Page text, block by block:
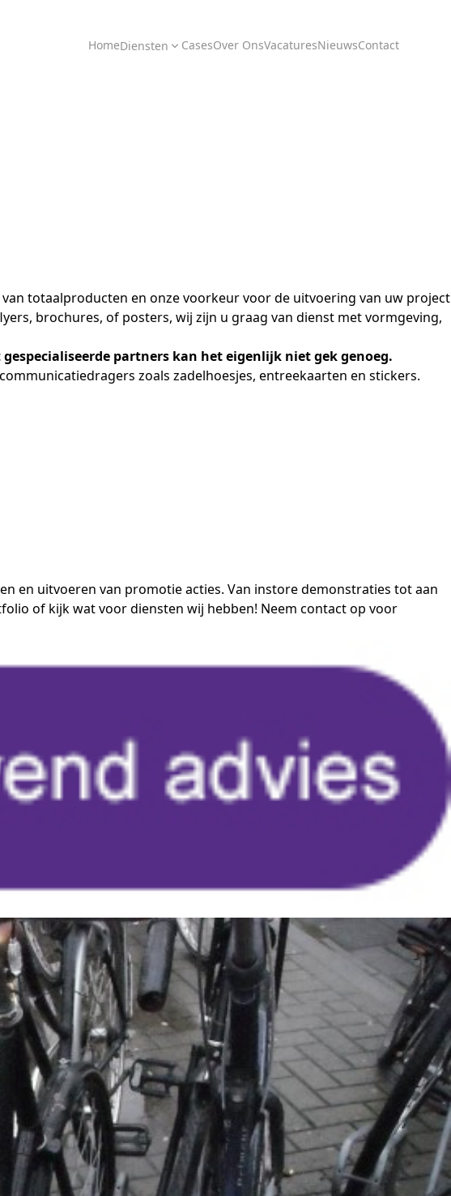
HomeDiensten CasesOver OnsVacaturesNieuwsContact
totaalproducten en onze voorkeur voor de uitvoering van uw project
brochures, of posters, wij zijn u graag van dienst met vormgeving,
partners kan het eigenlijk niet gek genoeg.
zoals zadelhoesjes, entreekaarten en stickers.
en uitvoeren van promotie acties. Van instore demonstraties tot aan
of kijk wat voordiensten wij hebben! Neem contact op voor